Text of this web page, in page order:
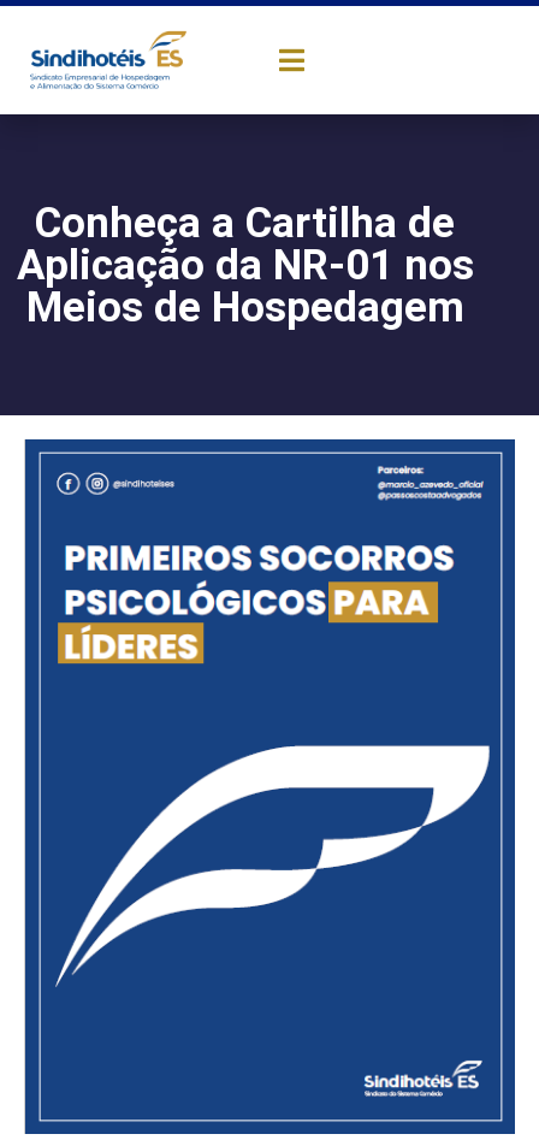
Conheça a Cartilha de
Aplicação da NR-01 nos
Meios de Hospedagem